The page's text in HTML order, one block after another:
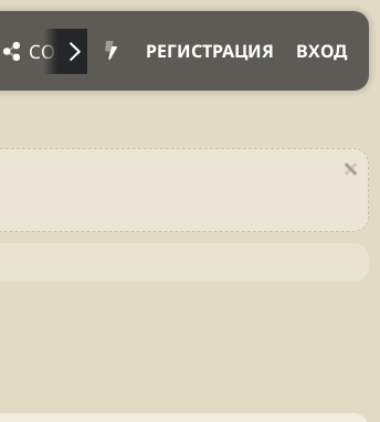
СОЦ. СЕТИ ПРОЧЕЕ ВХОД
РЕГИСТРАЦИЯ